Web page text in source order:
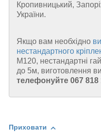
Кропивницький,
України.
Якщо вам необхідно
нестандартного
М120, нестандартні
до 5м, виготовлення
телефонуйте 067 818
Приховати